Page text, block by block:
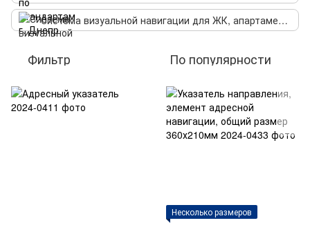
Система визуальной навигации для ЖК, апартаментов
Фильтр По популярности
Несколько размеров